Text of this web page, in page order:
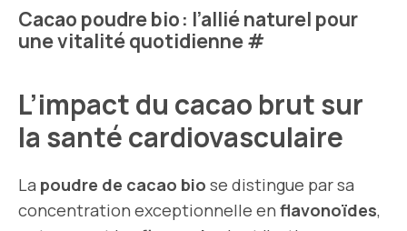
Cacao poudre bio : l’allié naturel pour
une vitalité quotidienne#
L’impact du cacao brut sur
la santé cardiovasculaire
La poudre de cacao bio se distingue par sa
concentration exceptionnelle en flavonoïdes,